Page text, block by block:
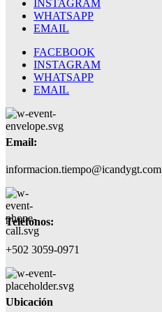
INSTAGRAM
WHATSAPP
EMAIL
FACEBOOK
INSTAGRAM
WHATSAPP
EMAIL
Email:
informacion.tiempo@icandygt.com
Teléfonos:
+502 3059-0971
Ubicación